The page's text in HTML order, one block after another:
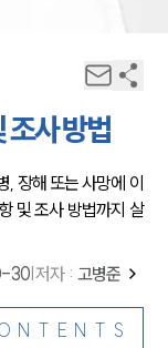
조사 방법
장해 또는 사망에 이
및 조사 방법까지 살
30 저자 : 고병준